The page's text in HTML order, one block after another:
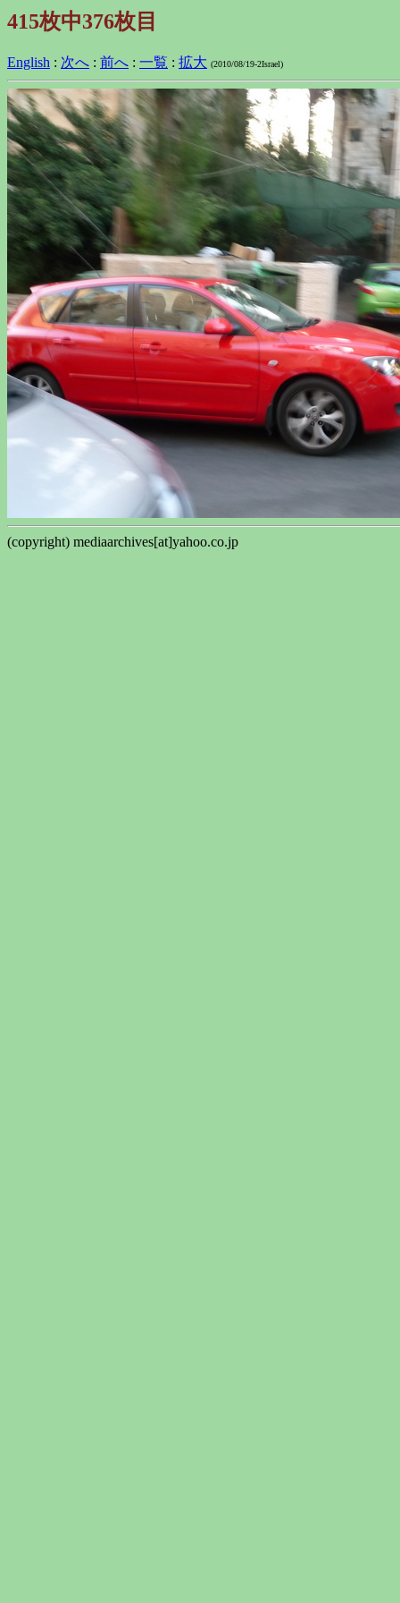
415枚中376枚目
English : 次へ : 前へ : 一覧 : 拡大 (2010/08/19-2Israel)
(copyright) mediaarchives[at]yahoo.co.jp